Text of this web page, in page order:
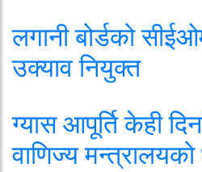
लगानी बोर्डको
उक्याव नियुक्त
ग्यास आपूर्ति केही
वाणिज्य